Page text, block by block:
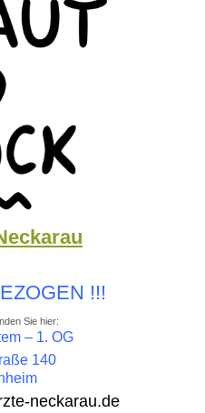
!!!
Sie hier:
– 1. OG
140
neckarau.de